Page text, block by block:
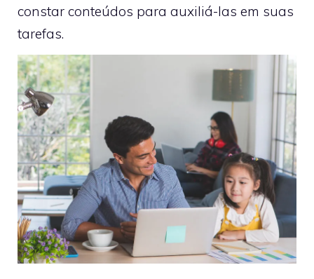
constar conteúdos para auxiliá-las em suas
tarefas.